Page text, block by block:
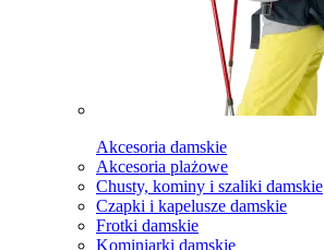
Akcesoria damskie
Akcesoria plażowe
Chusty, kominy i szaliki damskie
Czapki i kapelusze damskie
Frotki damskie
Kominiarki damskie